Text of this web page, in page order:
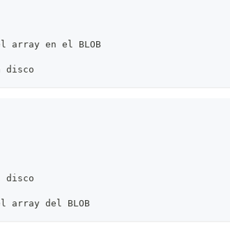
array en el BLOB
disco
disco
array del BLOB